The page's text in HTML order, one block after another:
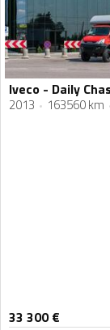
2013 163560 km
33 300€